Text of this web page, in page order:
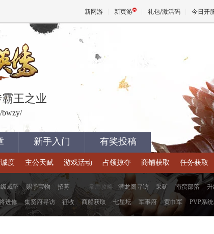
新网游 新页游 礼包/激活码 今日开
霸王之业
bwzy/
新手入门 有奖投稿
度 主公天赋 游戏活动 占领掠夺 商铺获取 任务获取
威望 赐予宝物 招募 常用攻略: 潜龙阁寻访 采矿 南蛮部落
进修 集贤府寻访 征收 商船获取 七星坛 军事府 黄巾军 PVP系统